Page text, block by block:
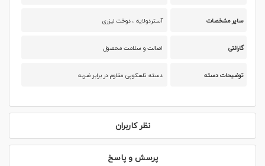
سایر مشخصات آستردولایه ، دوخت لیزری
گارانتی اصالت و سلامت محصول
توضیحات دسته دسته تلسکوپی مقاوم در برابر ضربه
نظر کاربران
پرسش و پاسخ